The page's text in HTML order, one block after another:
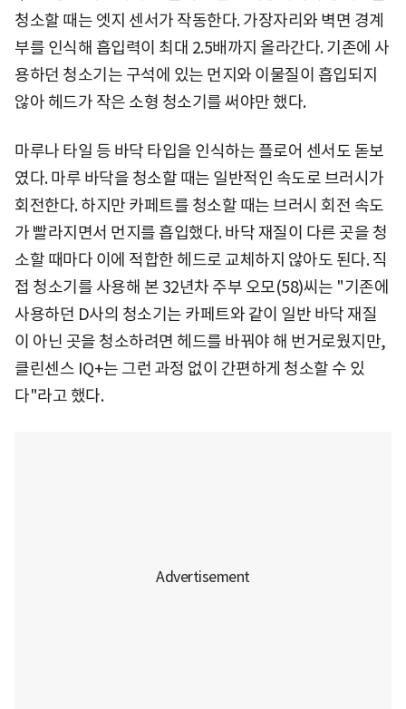
청소할 때는 엣지 센서가 작동한다. 가장자리와 벽면 경계
부를 인식해 흡입력이 최대 2.5배까지 올라간다. 기존에 사
용하던 청소기는 구석에 있는 먼지와 이물질이 흡입되지
않아 헤드가 작은 소형 청소기를 써야만 했다.
마루나 타일 등 바닥 타입을 인식하는 플로어 센서도 돋보
였다. 마루 바닥을 청소할 때는 일반적인 속도로 브러시가
회전한다. 하지만 카페트를 청소할 때는 브러시 회전 속도
가 빨라지면서 먼지를 흡입했다. 바닥 재질이 다른 곳을 청
소할 때마다 이에 적합한 헤드로 교체하지 않아도 된다. 직
접 청소기를 사용해 본 32년차 주부 오모(58)씨는 "기존에
사용하던 D사의 청소기는 카페트와 같이 일반 바닥 재질
이 아닌 곳을 청소하려면 헤드를 바꿔야 해 번거로웠지만,
클린센스 IQ+는 그런 과정 없이 간편하게 청소할 수 있
다"라고 했다.